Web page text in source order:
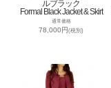
ルブラック
Formal Black Jacket & Skirt
通常価格
78,000円(税別)